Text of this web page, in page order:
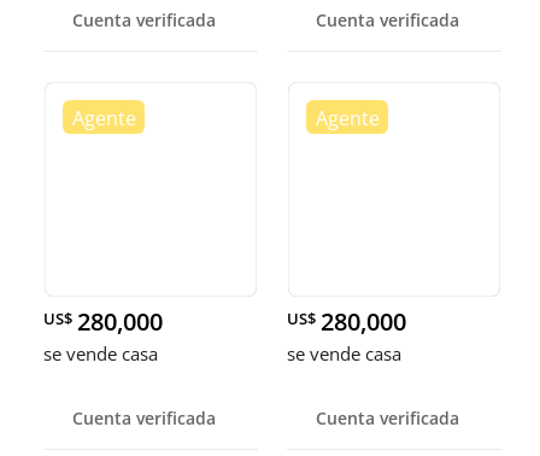
Cuenta verificada Cuenta verificada
US$ 280,000
se vende casa
Cuenta verificada
US$ 280,000
se vende casa
Cuenta verificada